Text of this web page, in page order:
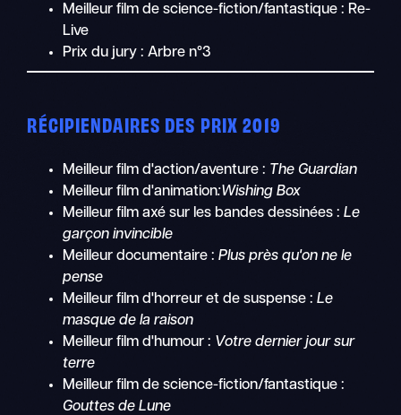
Meilleur film de science-fiction/fantastique : Re-
Live
Prix du jury : Arbre n°3
RÉCIPIENDAIRES DES PRIX 2019
Meilleur film d'action/aventure : The Guardian
Meilleur film d'animation:Wishing Box
Meilleur film axé sur les bandes dessinées :Le
garçon invincible
Meilleur documentaire :Plus près qu'on ne le
pense
Meilleur film d'horreur et de suspense :Le
masque de la raison
Meilleur film d'humour : Votre dernier jour sur
terre
Meilleur film de science-fiction/fantastique :
Gouttes de Lune